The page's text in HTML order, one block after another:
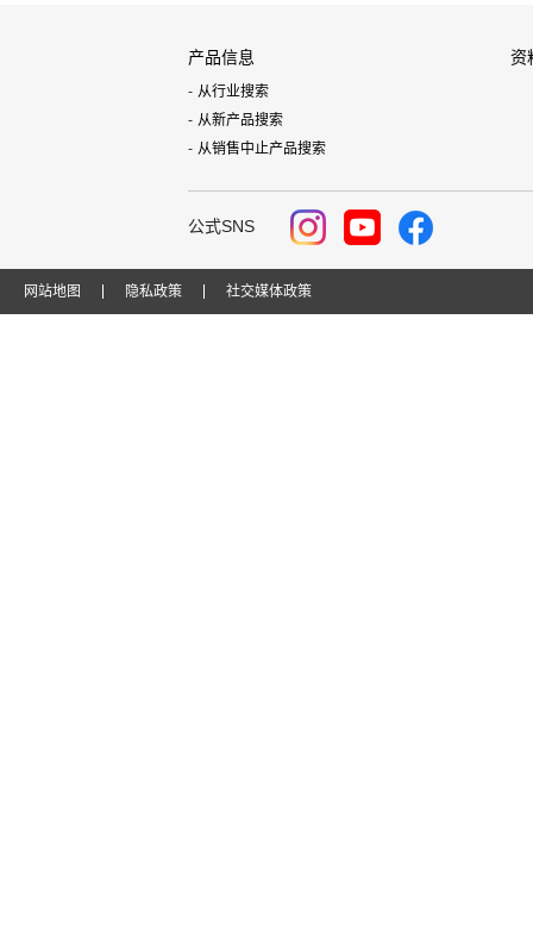
产品信息
从行业搜索
从新产品搜索
从销售中止产品搜索
资
公式SNS
网站地图 隐私政策 社交媒体政策